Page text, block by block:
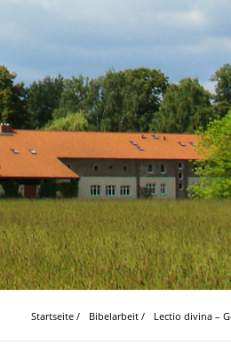
Startseite / Bibelarbeit / Lectio divina –